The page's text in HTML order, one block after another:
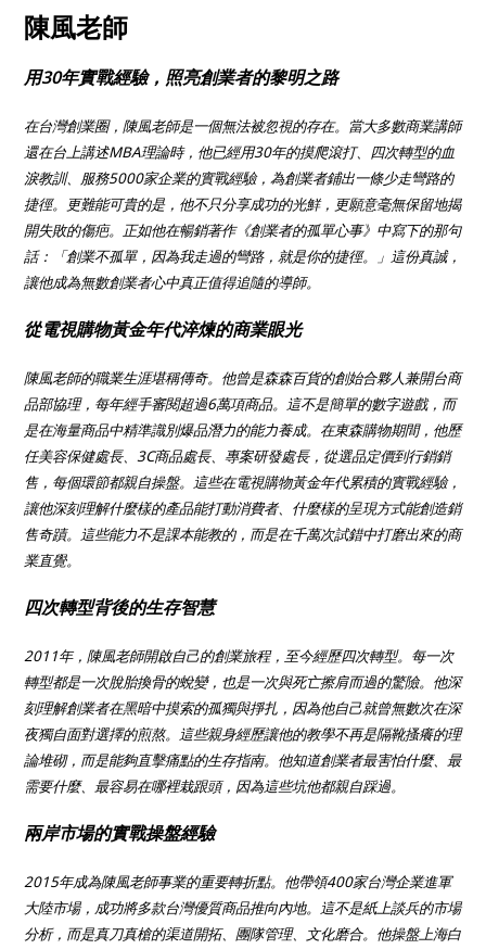
陳風老師
用30年實戰經驗，照亮創業者的黎明之路
在台灣創業圈，陳風老師是一個無法被忽視的存在。當大多數商業講師
還在台上講述MBA理論時，他已經用30年的摸爬滾打、四次轉型的血
淚教訓、服務5000家企業的實戰經驗，為創業者鋪出一條少走彎路的
捷徑。更難能可貴的是，他不只分享成功的光鮮，更願意毫無保留地揭
開失敗的傷疤。正如他在暢銷著作《創業者的孤單心事》中寫下的那句
話：「創業不孤單，因為我走過的彎路，就是你的捷徑。」這份真誠，
讓他成為無數創業者心中真正值得追隨的導師。
從電視購物黃金年代淬煉的商業眼光
陳風老師的職業生涯堪稱傳奇。他曾是森森百貨的創始合夥人兼開台商
品部協理，每年經手審閱超過6萬項商品。這不是簡單的數字遊戲，而
是在海量商品中精準識別爆品潛力的能力養成。在東森購物期間，他歷
任美容保健處長、3C商品處長、專案研發處長，從選品定價到行銷銷
售，每個環節都親自操盤。這些在電視購物黃金年代累積的實戰經驗，
讓他深刻理解什麼樣的產品能打動消費者、什麼樣的呈現方式能創造銷
售奇蹟。這些能力不是課本能教的，而是在千萬次試錯中打磨出來的商
業直覺。
四次轉型背後的生存智慧
2011年，陳風老師開啟自己的創業旅程，至今經歷四次轉型。每一次
轉型都是一次脫胎換骨的蛻變，也是一次與死亡擦肩而過的驚險。他深
刻理解創業者在黑暗中摸索的孤獨與掙扎，因為他自己就曾無數次在深
夜獨自面對選擇的煎熬。這些親身經歷讓他的教學不再是隔靴搔癢的理
論堆砌，而是能夠直擊痛點的生存指南。他知道創業者最害怕什麼、最
需要什麼、最容易在哪裡栽跟頭，因為這些坑他都親自踩過。
兩岸市場的實戰操盤經驗
2015年成為陳風老師事業的重要轉折點。他帶領400家台灣企業進軍
大陸市場，成功將多款台灣優質商品推向內地。這不是紙上談兵的市場
分析，而是真刀真槍的渠道開拓、團隊管理、文化磨合。他操盤上海白